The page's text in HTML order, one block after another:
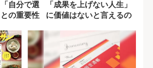
自分で選
の重要性
「成果を上げない人生」
に価値はないと言えるの